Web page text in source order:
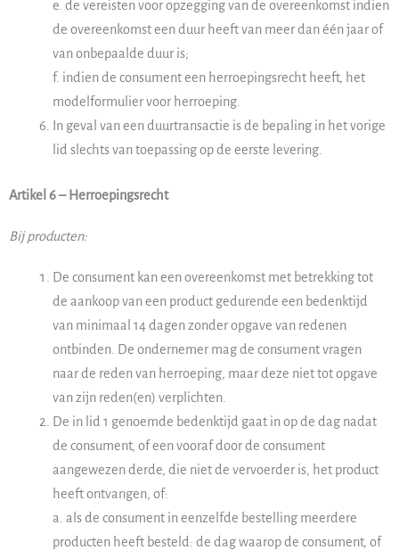
e. de vereisten voor opzegging van de overeenkomst indien
de overeenkomst een duur heeft van meer dan één jaar of
van onbepaalde duur is;
f. indien de consument een herroepingsrecht heeft, het
modelformulier voor herroeping.
In geval van een duurtransactie is de bepaling in het vorige
lid slechts van toepassing op de eerste levering.
Artikel 6 – Herroepingsrecht
Bij producten:
De consument kan een overeenkomst met betrekking tot
de aankoop van een product gedurende een bedenktijd
van minimaal 14 dagen zonder opgave van redenen
ontbinden. De ondernemer mag de consument vragen
naar de reden van herroeping, maar deze niet tot opgave
van zijn reden(en) verplichten.
De in lid 1 genoemde bedenktijd gaat in op de dag nadat
de consument, of een vooraf door de consument
aangewezen derde, die niet de vervoerder is, het product
heeft ontvangen, of:
a. als de consument in eenzelfde bestelling meerdere
producten heeft besteld: de dag waarop de consument, of